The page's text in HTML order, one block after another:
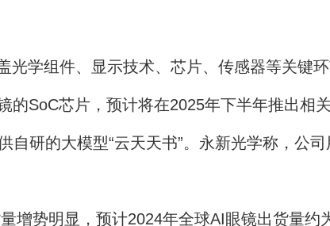
学组件、显示技术、芯片、传感器等关键
SoC芯片，预计将在2025年下半年推出相
研的大模型“云天天书”。永新光学称，公
势明显，预计2024年全球AI眼镜出货量约